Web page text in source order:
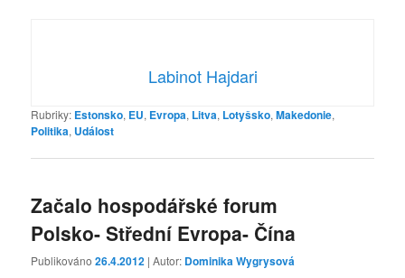
Labinot Hajdari
Rubriky: Estonsko, EU, Evropa, Litva, Lotyšsko,Makedonie,
Politika, Událost
Začalo hospodářské forum
Polsko- Střední Evropa- Čína
Publikováno26.4.2012 | Autor: Dominika Wygrysová